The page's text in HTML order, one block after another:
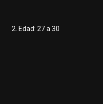
2. Edad: 27 a 30